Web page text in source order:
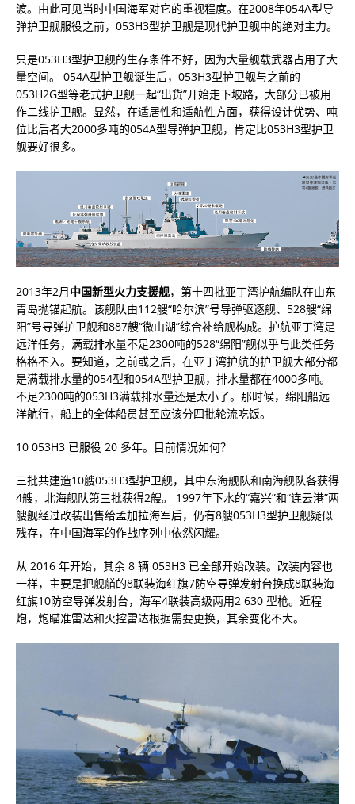
渡。由此可见当时中国海军对它的重视程度。在2008年054A型导
弹护卫舰服役之前，053H3型护卫舰是现代护卫舰中的绝对主力。
只是053H3型护卫舰的生存条件不好，因为大量舰载武器占用了大
量空间。 054A型护卫舰诞生后，053H3型护卫舰与之前的
053H2G型等老式护卫舰一起“出货”开始走下坡路，大部分已被用
作二线护卫舰。显然，在适居性和适航性方面，获得设计优势、吨
位比后者大2000多吨的054A型导弹护卫舰，肯定比053H3型护卫
舰要好很多。
2013年2月中国新型火力支援舰，第十四批亚丁湾护航编队在山东
青岛抛锚起航。该舰队由112艘“哈尔滨”号导弹驱逐舰、528艘“绵
阳”号导弹护卫舰和887艘“微山湖”综合补给舰构成。护航亚丁湾是
远洋任务，满载排水量不足2300吨的528“绵阳”舰似乎与此类任务
格格不入。要知道，之前或之后，在亚丁湾护航的护卫舰大部分都
是满载排水量的054型和054A型护卫舰，排水量都在4000多吨。
不足2300吨的053H3满载排水量还是太小了。那时候，绵阳船远
洋航行，船上的全体船员甚至应该分四批轮流吃饭。
10 053H3 已服役 20 多年。目前情况如何？
三批共建造10艘053H3型护卫舰，其中东海舰队和南海舰队各获得
4艘，北海舰队第三批获得2艘。 1997年下水的“嘉兴”和“连云港”两
艘舰经过改装出售给孟加拉海军后，仍有8艘053H3型护卫舰疑似
残存，在中国海军的作战序列中依然闪耀。
从 2016 年开始，其余 8 辆 053H3 已全部开始改装。改装内容也
一样，主要是把舰艏的8联装海红旗7防空导弹发射台换成8联装海
红旗10防空导弹发射台，海军4联装高级两用2 630 型枪。近程
炮，炮瞄准雷达和火控雷达根据需要更换，其余变化不大。